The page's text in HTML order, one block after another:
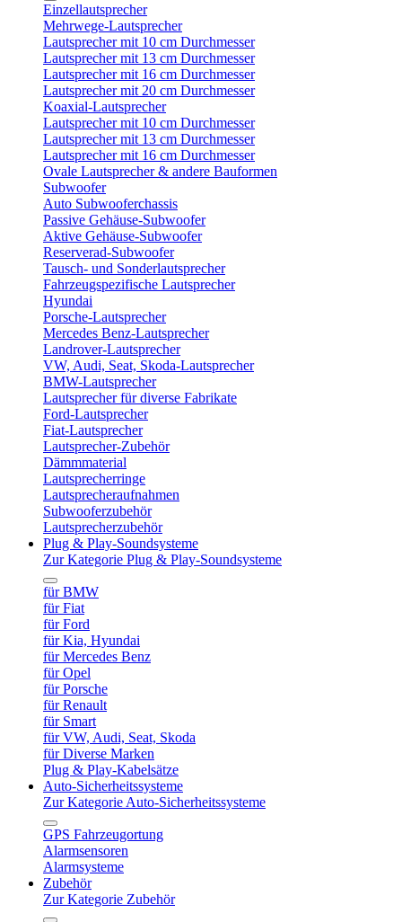
Einzellautsprecher
Mehrwege-Lautsprecher
Lautsprecher mit 10 cm Durchmesser
Lautsprecher mit 13 cm Durchmesser
Lautsprecher mit 16 cm Durchmesser
Lautsprecher mit 20 cm Durchmesser
Koaxial-Lautsprecher
Lautsprecher mit 10 cm Durchmesser
Lautsprecher mit 13 cm Durchmesser
Lautsprecher mit 16 cm Durchmesser
Ovale Lautsprecher & andere Bauformen
Subwoofer
Auto Subwooferchassis
Passive Gehäuse-Subwoofer
Aktive Gehäuse-Subwoofer
Reserverad-Subwoofer
Tausch- und Sonderlautsprecher
Fahrzeugspezifische Lautsprecher
Hyundai
Porsche-Lautsprecher
Mercedes Benz-Lautsprecher
Landrover-Lautsprecher
VW, Audi, Seat, Skoda-Lautsprecher
BMW-Lautsprecher
Lautsprecher für diverse Fabrikate
Ford-Lautsprecher
Fiat-Lautsprecher
Lautsprecher-Zubehör
Dämmmaterial
Lautsprecherringe
Lautsprecheraufnahmen
Subwooferzubehör
Lautsprecherzubehör
Plug & Play-Soundsysteme
Zur Kategorie Plug & Play-Soundsysteme
für BMW
für Fiat
für Ford
für Kia, Hyundai
für Mercedes Benz
für Opel
für Porsche
für Renault
für Smart
für VW, Audi, Seat, Skoda
für Diverse Marken
Plug & Play-Kabelsätze
Auto-Sicherheitssysteme
Zur Kategorie Auto-Sicherheitssysteme
GPS Fahrzeugortung
Alarmsensoren
Alarmsysteme
Zubehör
Zur Kategorie Zubehör